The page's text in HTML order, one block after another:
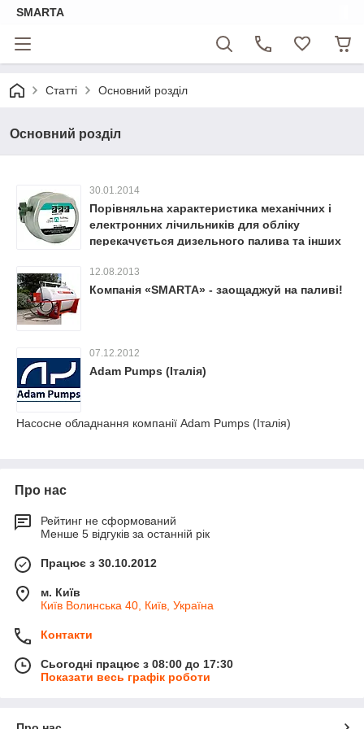
SMARTA
Статті Основний розділ
Основний розділ
30.01.2014
Порівняльна характеристика механічних і
електронних лічильників для обліку
перекачується дизельного палива та інших
12.08.2013
Компанія «SMARTA» - заощаджуй на паливі!
07.12.2012
Adam Pumps (Італія)
Насосне обладнання компанії Adam Pumps (Італія)
Про нас
Рейтинг не сформований
Менше 5 відгуків за останній рік
Працює з 30.10.2012
м. Київ
Київ Волинська 40, Київ, Україна
Контакти
Сьогодні працює з 08:00 до 17:30
Показати весь графік роботи